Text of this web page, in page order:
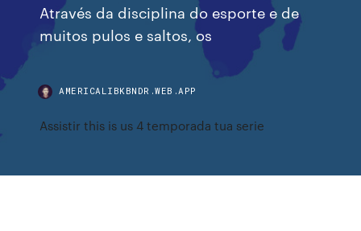
Através da disciplina do esporte e de
muitos pulos e saltos, os
AMERICALIBKBNDR.WEB.APP
Assistir this is us 4 temporada tua serie